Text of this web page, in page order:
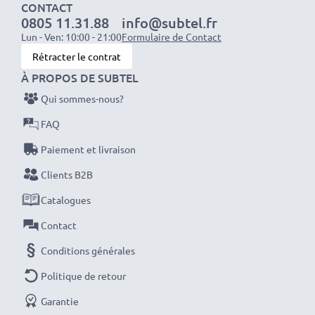
d'origine Sony NP-FS11
Données techniques:
Marque:CELLONIC
Capacité : 1400mAh
Tension: 3.6V - 3.7V
Type de cellule
Couleur: noir
rechange pas chère et de grande qualité pour votre
appareil Sony CCD, DSC, DCR.
Commandez votre batterie facilement et en toute
sécurité
CONTACT
0805 11.31.88
Lun - Ven: 10:00 - 21:00
info@subtel.fr
Formulaire de Contact
Rétracter le contrat
À PROPOS DE SUBTEL
Qui sommes-nous?
FAQ
Paiement et livraison
Clients B2B
Catalogues
Contact
Conditions générales
Politique de retour
Garantie